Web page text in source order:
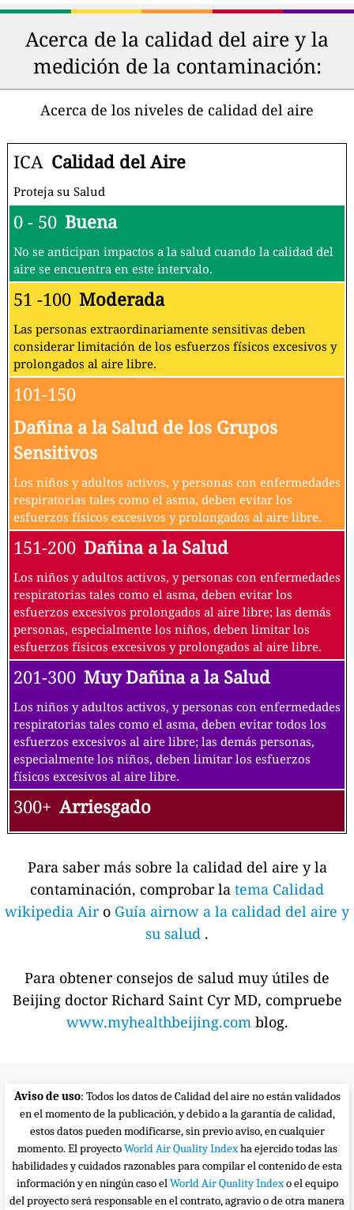
Acerca de la calidad del aire y la
medición de la contaminación:
Acerca de los niveles de calidad del aire
ICA Calidad del Aire
Proteja su Salud
0 - 50 Buena
No se anticipan impactos a la salud cuando la calidad del
aire se encuentra en este intervalo.
51 -100 Moderada
Las personas extraordinariamente sensitivas deben
considerar limitación de los esfuerzos físicos excesivos y
prolongados al aire libre.
101-150
Dañina a la Salud de los Grupos
Sensitivos
Los niños y adultos activos, y personas con enfermedades
respiratorias tales como el asma, deben evitar los
esfuerzos físicos excesivos y prolongados al aire libre.
151-200 Dañina a la Salud
Los niños y adultos activos, y personas con enfermedades
respiratorias tales como el asma, deben evitar los
esfuerzos excesivos prolongados al aire libre; las demás
personas, especialmente los niños, deben limitar los
esfuerzos físicos excesivos y prolongados al aire libre.
201-300 Muy Dañina a la Salud
Los niños y adultos activos, y personas con enfermedades
respiratorias tales como el asma, deben evitar todos los
esfuerzos excesivos al aire libre; las demás personas,
especialmente los niños, deben limitar los esfuerzos
físicos excesivos al aire libre.
300+ Arriesgado
Para saber más sobre la calidad del aire y la
contaminación, comprobar la tema Calidad
wikipedia Air o Guía airnow a la calidad del aire y
su salud .
Para obtener consejos de salud muy útiles de
Beijing doctor Richard Saint Cyr MD, compruebe
www.myhealthbeijing.com blog.
Aviso de uso: Todos los datos de Calidad del aire no están validados
en el momento de la publicación, y debido a la garantía de calidad,
estos datos pueden modificarse, sin previo aviso, en cualquier
momento. El proyectoWorld Air Quality Indexha ejercido todas las
habilidades y cuidados razonables para compilar el contenido de esta
información y en ningún caso elWorld Air Quality Indexo el equipo
del proyecto será responsable en el contrato, agravio o de otra manera